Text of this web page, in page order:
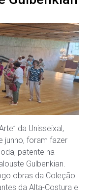
da Unisseixal,
junho, foram fazer
patente na
Gulbenkian.
obras da Coleção
da Alta-Costura e